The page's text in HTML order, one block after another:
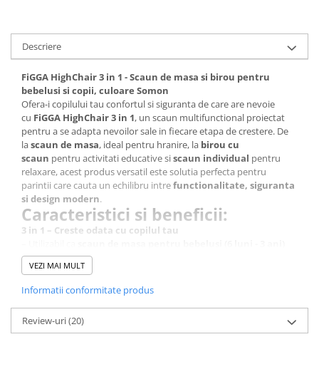
Descriere
FiGGA HighChair 3 in 1 - Scaun de masa si birou pentru
bebelusi si copii, culoare Somon
Ofera-i copilului tau confortul si siguranta de care are nevoie
cu FiGGA HighChair 3 in 1, un scaun multifunctional proiectat
pentru a se adapta nevoilor sale in fiecare etapa de crestere. De
lascaun de masa, ideal pentru hranire, la birou cu
scaun pentru activitati educative siscaun individual pentru
relaxare, acest produs versatil este solutia perfecta pentru
parintii care cauta un echilibru intrefunctionalitate, siguranta
si design modern.
Caracteristici si beneficii:
3 in 1 – Creste odata cu copilul tau
– Se transforma in
6 ani)
– Poate fi folosit si ca scaun individual
Siguranta maxima pentru linistea parintilor
– Dotat cucentura de siguranta in 5 puncte
VEZI MAI MULT
Informatii conformitate produs
Review-uri(20)